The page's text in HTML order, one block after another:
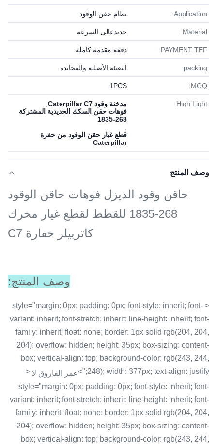
Application: نظام حقن الوقود
Material: حديدعالى السرعه
PAYMENT TEF: دفعة مقدمة كاملة
packing: التعبئة الأصلية والمحايدة
MOQ:
1PСS
High Light: مدخنة وقود Caterpillar C7
فوهات حقن السكك الحديدية المشتركة
268-1835
قطع غيار حقن الوقود من حفرة
Caterpillar
وصف المنتج
حاقن وقود الديزل فوهات حاقن الوقود
268-1835 للقطط لقطع غيار محرك
كاتربيلر حفارة C7
وصف المنتج:
< style="margin: 0px; padding: 0px; font-style: inherit; font-
variant: inherit; font-stretch: inherit; line-height: inherit; font-
family: inherit; float: none; border: 1px solid rgb(204, 204,
204); overflow: hidden; height: 35px; box-sizing: content-
box; vertical-align: top; background-color: rgb(243, 244,
248); width: 377px; text-align: justify;">
عمر الفاروق لا <
style="margin: 0px; padding: 0px; font-style: inherit; font-
variant: inherit; font-stretch: inherit; line-height: inherit; font-
family: inherit; float: none; border: 1px solid rgb(204, 204,
204); overflow: hidden; height: 35px; box-sizing: content-
box; vertical-align: top; background-color: rgb(243, 244,